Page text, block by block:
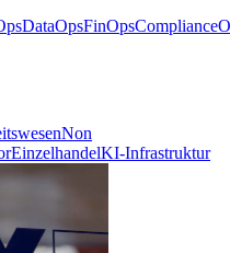
DataOpsFinOps
Non
EinzelhandelKI-Infrastruktur